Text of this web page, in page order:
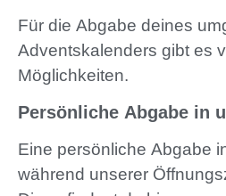
Für die Abgabe deines
Adventskalenders gibt es
Möglichkeiten.
Persönliche Abgabe in
Eine persönliche Abgabe
während unserer